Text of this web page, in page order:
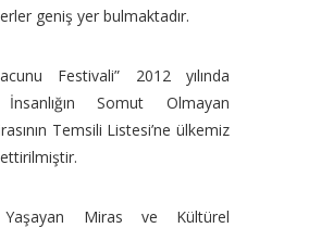
geniş yer bulmaktadır.
Festivali” 2012 yılında
İnsanlığın Somut Olmayan
Temsili Listesi’ne ülkemiz
Miras ve Kültürel